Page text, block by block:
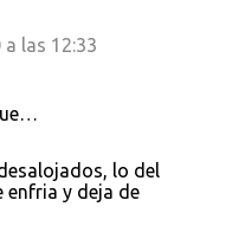
las 12:33
lo del
enfria y deja de